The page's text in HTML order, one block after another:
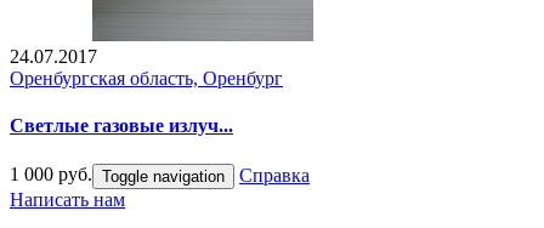
24.07.2017
Оренбургская область, Оренбург
Светлые газовые излуч...
1 000 руб. Toggle navigation
Справка
Написать нам